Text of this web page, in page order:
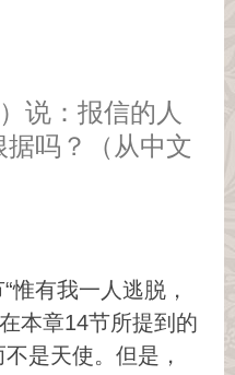
说：报信的人
吗？（从中文
惟有我一人逃脱，
本章14节所提到的
是天使。但是，